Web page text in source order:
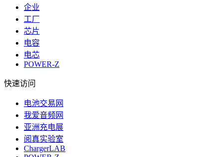
企业
工厂
芯片
电容
电芯
POWER-Z
快速访问
电池交易网
我爱音频网
亚洲充电展
阅真实验室
ChargerLAB